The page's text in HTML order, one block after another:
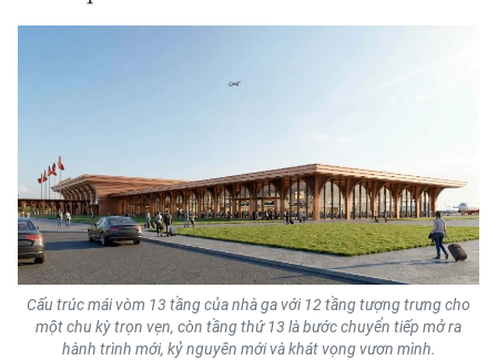
Infographic
TIN MỚI
TIN ĐỊA PHƯƠNG
Trung du và miền núi phía Bắc
Cấu trúc mái vòm 13 tầng của nhà ga với 12 tầng tượng trưng cho
một chu kỳ trọn vẹn, còn tầng thứ 13 là bước chuyển tiếp mở ra
hành trình mới, kỷ nguyên mới và khát vọng vươn mình.